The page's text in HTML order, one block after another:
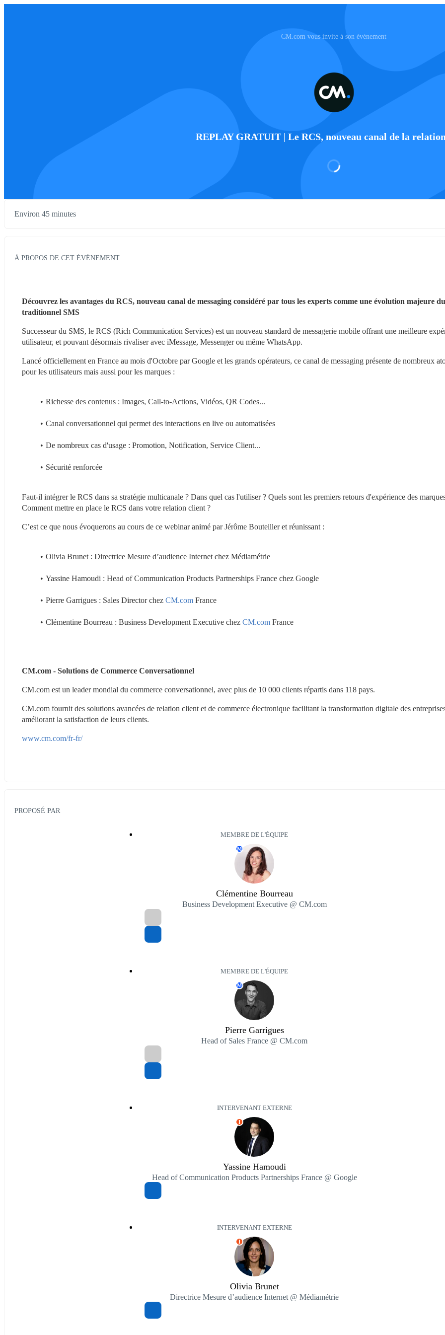
CM.com vous invite à son événement
REPLAY GRATUIT | Le RCS, nouveau canal de la
Environ 45 minutes
À PROPOS DE CET ÉVÉNEMENT
Découvrez les avantages du RCS, nouveau canal de messaging considéré par tous les experts comme une évolution majeure du
traditionnel SMS
Successeur du SMS, le RCS (Rich Communication Services) est un nouveau standard de messagerie mobile offrant une meilleure
utilisateur, et pouvant désormais rivaliser avec iMessage, Messenger ou même WhatsApp.
Lancé officiellement en France au mois d'Octobre par Google et les grands opérateurs, ce canal de messaging présente de nombreux
pour les utilisateurs mais aussi pour les marques :
Richesse des contenus : Images, Call-to-Actions, Vidéos, QR Codes...
Canal conversationnel qui permet des interactions en live ou automatisées
De nombreux cas d'usage : Promotion, Notification, Service Client...
Sécurité renforcée
Faut-il intégrer le RCS dans sa stratégie multicanale ? Dans quel cas l'utiliser ? Quels sont les premiers retours d'expérience des
Comment mettre en place le RCS dans votre relation client ?
C’est ce que nous évoquerons au cours de ce webinar animé par Jérôme Bouteiller et réunissant :
Olivia Brunet : Directrice Mesure d’audience Internet chez Médiamétrie
Yassine Hamoudi : Head of Communication Products Partnerships France chez Google
Pierre Garrigues : Sales Director chez CM.com France
Clémentine Bourreau : Business Development Executive chez CM.com France
CM.com - Solutions de Commerce Conversationnel
CM.com est un leader mondial du commerce conversationnel, avec plus de 10 000 clients répartis dans 118 pays.
CM.com fournit des solutions avancées de relation client et de commerce électronique facilitant la transformation digitale des
améliorant la satisfaction de leurs clients.
www.cm.com/fr-fr/
PROPOSÉ PAR
MEMBRE DE L'ÉQUIPE
M
Clémentine Bourreau
Business Development Executive @ CM.com
MEMBRE DE L'ÉQUIPE
M
Pierre Garrigues
Head of Sales France @ CM.com
INTERVENANT EXTERNE
I
Yassine Hamoudi
Head of Communication Products Partnerships France @ Google
INTERVENANT EXTERNE
I
Olivia Brunet
Directrice Mesure d’audience Internet @ Médiamétrie